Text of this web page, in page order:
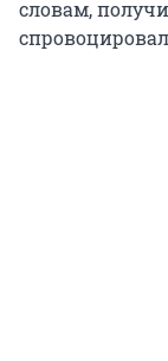
словам,